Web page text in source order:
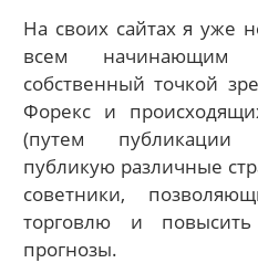
На своих сайтах я уже
всем начинающим
собственный точкой
Форекс и
(путем публикации
публикую различные
советники,
торговлю и
прогнозы.